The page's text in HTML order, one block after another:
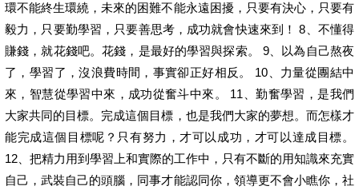
環不能終生環繞，未來的困難不能永遠困擾，只要有決心，只要有
毅力，只要勤學習，只要善思考，成功就會快速來到！ 8、不懂得
賺錢，就花錢吧。花錢，是最好的學習與探索。 9、以為自己熬夜
了，學習了，沒浪費時間，事實卻正好相反。 10、力量從團結中
來，智慧從學習中來，成功從奮斗中來。 11、勤奮學習，是我們
大家共同的目標。完成這個目標，也是我們大家的夢想。而怎樣才
能完成這個目標呢？只有努力，才可以成功，才可以達成目標。
12、把精力用到學習上和實際的工作中，只有不斷的用知識來充實
自己，武裝自己的頭腦，同事才能認同你，領導更不會小瞧你，社